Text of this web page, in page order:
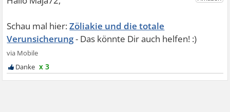
Zöliakie und die totale
Verunsicherung
x 3